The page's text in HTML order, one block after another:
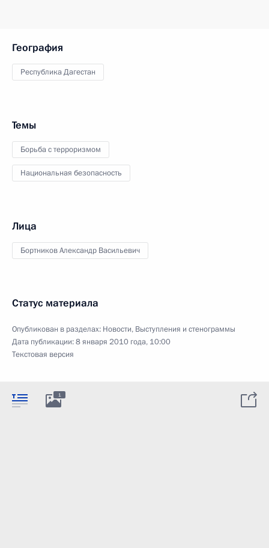
География
Республика Дагестан
Темы
Борьба с терроризмом
Национальная безопасность
Лица
Бортников Александр Васильевич
Статус материала
Опубликован в разделах: Новости, Выступления и стенограммы
Дата публикации:8 января 2010 года, 10:00
Текстовая версия
1